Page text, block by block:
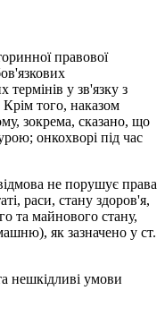
правової
у зв'язку з
Крім того, наказом
зокрема, сказано, що
онкохворі під час
не порушує права
раси, стану здоров'я,
та майнового стану,
як зазначено у ст.
нешкідливі умови